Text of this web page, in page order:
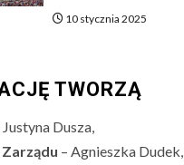
10 stycznia 2025
TWORZĄ
Justyna Dusza,
Zarządu – Agnieszka Dudek,